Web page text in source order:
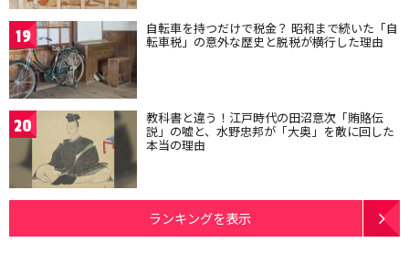
19 自転車を持つだけで税金？ 昭和まで続いた「自
転車税」の意外な歴史と脱税が横行した理由
20 教科書と違う！江戸時代の田沼意次「賄賂伝
説」の嘘と、水野忠邦が「大奥」を敵に回した
本当の理由
ランキングを表示